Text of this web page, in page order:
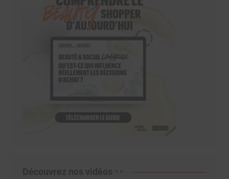
Découvrez nos vidéos